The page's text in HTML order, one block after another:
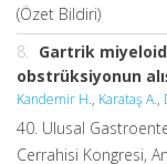
(Özet Bildiri)
8. Gartrik
obstrüksiyonun
Kandemir H., Karataş A.,
40. Ulusal
Cerrahisi Kongresi,